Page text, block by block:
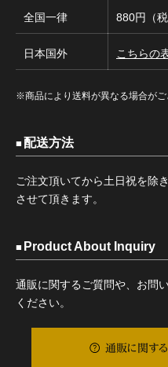
全国一律 880円（税
日本国外 こちらの
※商品により送料が異なる場合がご
配送方法
ご注文頂いてから土日祝を除
させて頂きます。
Product About Inquiry
通販に関するご質問や、お問
ください。
通販に関する